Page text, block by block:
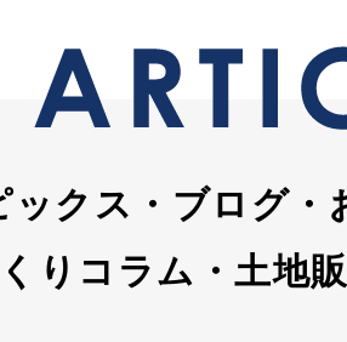
ックス・ブログ・
りコラム・土地